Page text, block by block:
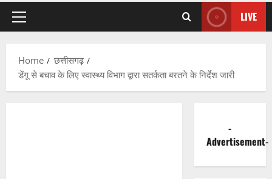
Primary
LIVE
Home
छत्तीसगढ़
डेंगू से बचाव के लिए स्वास्थ्य विभाग द्वारा सतर्कता बरतने के निर्देश जारी
-
Advertisement-